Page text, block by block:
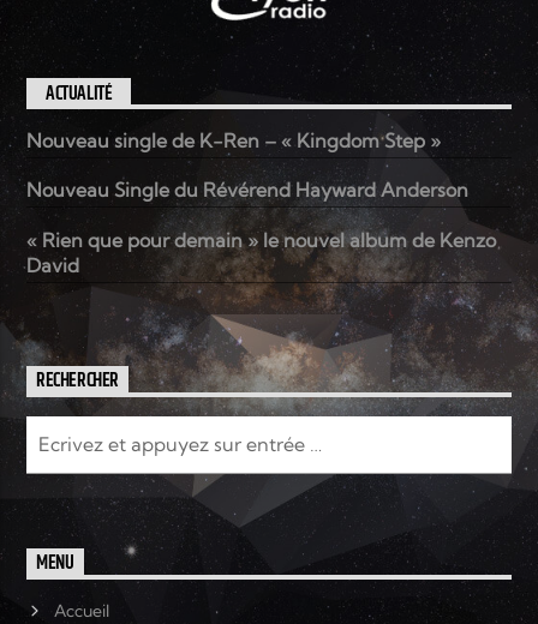
Elyon Live
Elyon Kids
ACTUALITÉ
Nouveau single de K-Ren – « Kingdom Step »
Nouveau Single du Révérend Hayward Anderson
« Rien que pour demain » le nouvel album de Kenzo
David
RECHERCHER
MENU
Accueil